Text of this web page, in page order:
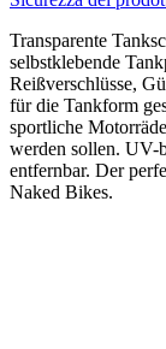
Transparente
selbstklebende
Reißverschlüsse,
für die Tankform
sportliche
werden sollen. UV-
entfernbar. Der
Naked Bikes.